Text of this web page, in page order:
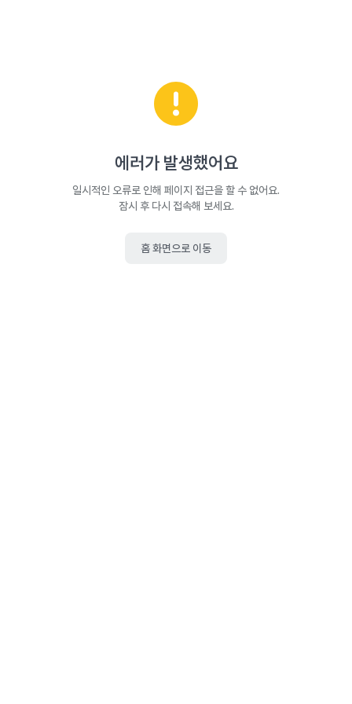
에러가 발생했어요
일시적인 오류로 인해 페이지 접근을 할 수 없어요.
잠시 후 다시 접속해 보세요.
홈 화면으로 이동